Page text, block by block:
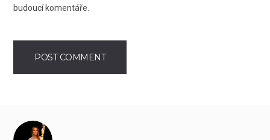
budoucí komentáře.